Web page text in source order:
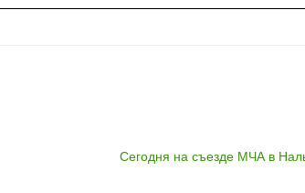
Сегодня на съезде МЧА в